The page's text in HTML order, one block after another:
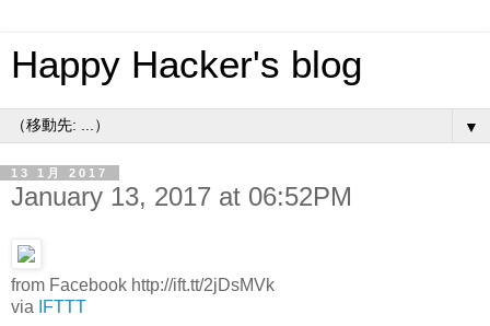
Happy Hacker's blog
▼
13 1月 2017
January 13, 2017 at 06:52PM
from Facebook http://ift.tt/2jDsMVk
via
IFTTT